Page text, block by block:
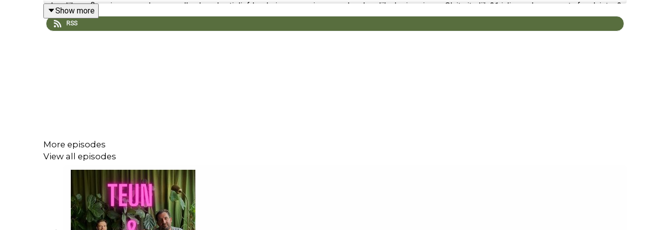
dagelijkse afleveringen over kampeerellende, vakantieliefdes, heimwee, ruzies en andere heerlijke herinneringen. Sluit uiterlijk 31 juli een abonnement af en luister 3
maanden voor €1 via podimo.nl/teunengijs
Show more
RSS
More episodes
View all episodes